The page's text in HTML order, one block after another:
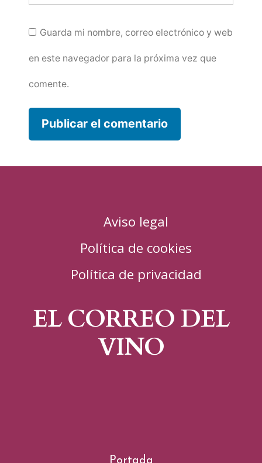
Guarda mi nombre, correo electrónico y web
en este navegador para la próxima vez que
comente.
Aviso legal
Política de cookies
Política de privacidad
EL CORREO DEL
VINO